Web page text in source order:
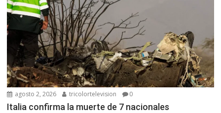
agosto 2, 2026 tricolortelevision 0
Italia confirma la muerte de 7 nacionales